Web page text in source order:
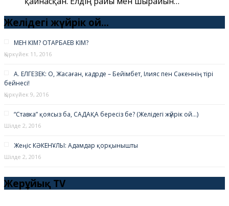
Желідегі жүйрік ой…
МЕН КІМ? ОТАРБАЕВ КІМ?
Қыркүйек 11, 2016
А. ЕЛГЕЗЕК: О, Жасаған, кадрде – Бейімбет, Ілияс пен Сәкеннің тірі
бейнесі!
Қыркүйек 9, 2016
“Ставка” қоясыз ба, САДАҚА бересіз бе? (Желідегі жүйрік ой…)
Шілде 2, 2016
Жеңіс КӘКЕНҰЛЫ: Адамдар қорқынышты
Шілде 2, 2016
Жерұйық TV